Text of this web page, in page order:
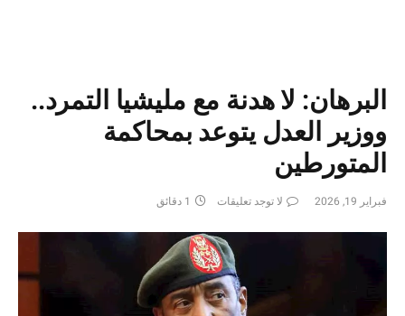
البرهان: لا هدنة مع مليشيا التمرد..
ووزير العدل يتوعد بمحاكمة
المتورطين
فبراير 19, 2026 لا توجد تعليقات 1 دقائق